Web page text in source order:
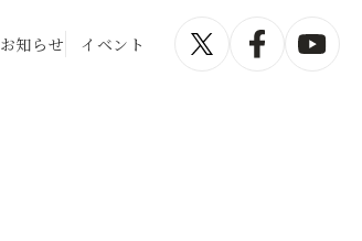
お知らせ イベント